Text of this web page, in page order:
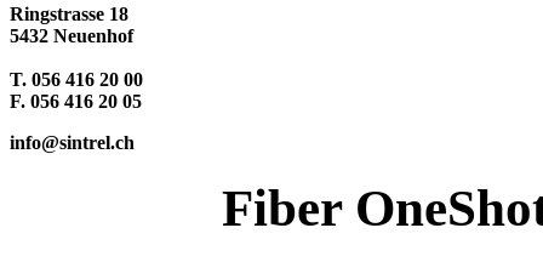
Ringstrasse 18
5432 Neuenhof
T. 056 416 20 00
F. 056 416 20 05
info@sintrel.ch
Fiber